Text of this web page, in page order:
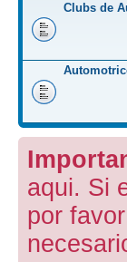
Clubs de
aqui. Si
por